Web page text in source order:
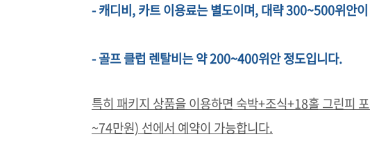
- 캐디비, 카트 이용료는 별도이며, 대략 300~500위안
- 골프 클럽 렌탈비는 약 200~400위안 정도입니다.
특히 패키지 상품을 이용하면 숙박+조식+18홀 그린피
~74만원) 선에서 예약이 가능합니다.